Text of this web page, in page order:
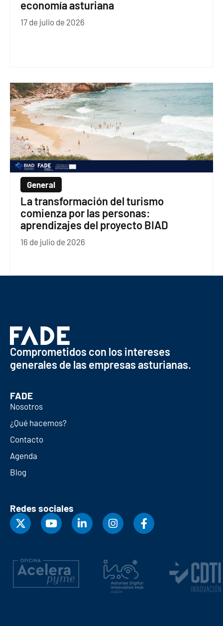
economía asturiana
17 de julio de 2026
General
La transformación del turismo
comienza por las personas:
aprendizajes del proyecto BIAD
16 de julio de 2026
Comprometidos con los intereses
generales de las empresas asturianas.
FADE
Nosotros
¿Qué hacemos?
Contacto
Agenda
Blog
Redes sociales